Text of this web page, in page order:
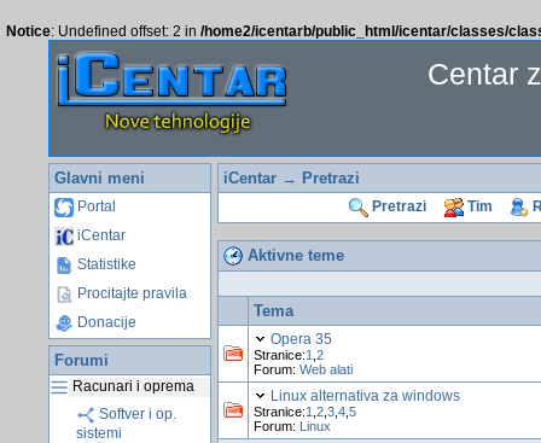
Notice: Undefined offset: 2 in /home2/icentarb/public_html/icentar/classes/
Centar
Glavni meni
Portal
iCentar
Statistike
Procitajte pravila
Donacije
Forumi
Racunari i oprema
Softver i op.
sistemi
iCentar→ Pretrazi
Pretrazi Tim
Aktivne teme
Tema
Opera 35
Stranice:1 2
Forum: Web alati
Linux alternativa za windows
Stranice:1 2, 3, 4, 5
Forum: Linux